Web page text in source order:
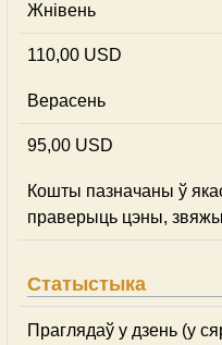
Жнівень
110,00 USD
Верасень
95,00 USD
Кошты пазначаны ў
праверыць цэны,
Статыстыка
Праглядаў у дзень (у